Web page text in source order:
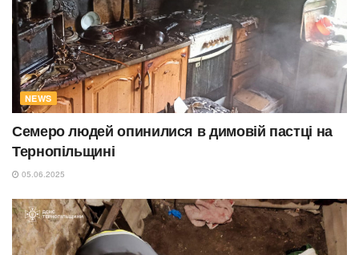
NEWS
Семеро людей опинилися в димовій пастці на
Тернопільщині
05.06.2025